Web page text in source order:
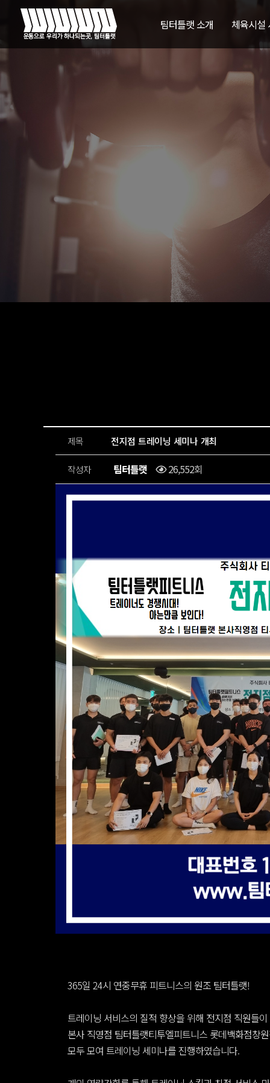
팀터틀랫 소개 체육시설
제목 전지점 트레이닝 세미나 개최
작성자 팀터틀랫 26,552회
365일 24시 연중무휴 피트니스의 원조 팀터틀랫!
트레이닝 서비스의 질적 향상을 위해 전지점 직원들이
본사 직영점 팀터틀랫티투엘피트니스 롯데백화점창
모두 모여 트레이닝 세미나를 진행하였습니다.